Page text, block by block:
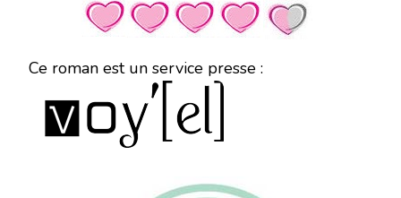
Ce roman est un service presse :